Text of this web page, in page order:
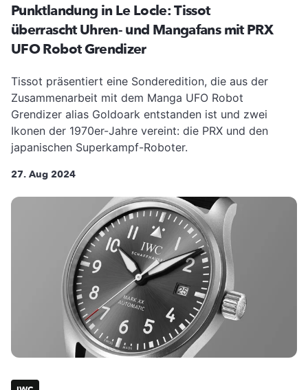
Punktlandung in Le Locle: Tissot
überrascht Uhren- und Mangafans mit PRX
UFO Robot Grendizer
Tissot präsentiert eine Sonderedition, die aus der
Zusammenarbeit mit dem Manga UFO Robot
Grendizer alias Goldoark entstanden ist und zwei
Ikonen der 1970er-Jahre vereint: die PRX und den
japanischen Superkampf-Roboter.
27. Aug 2024